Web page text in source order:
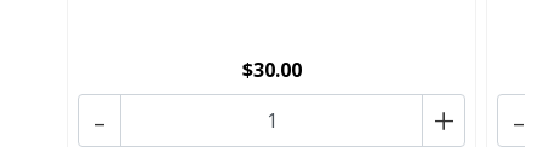
$30.00
+
- -